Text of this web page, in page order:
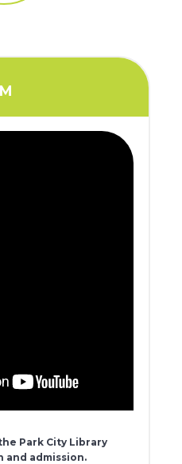
Park City Library
admission.